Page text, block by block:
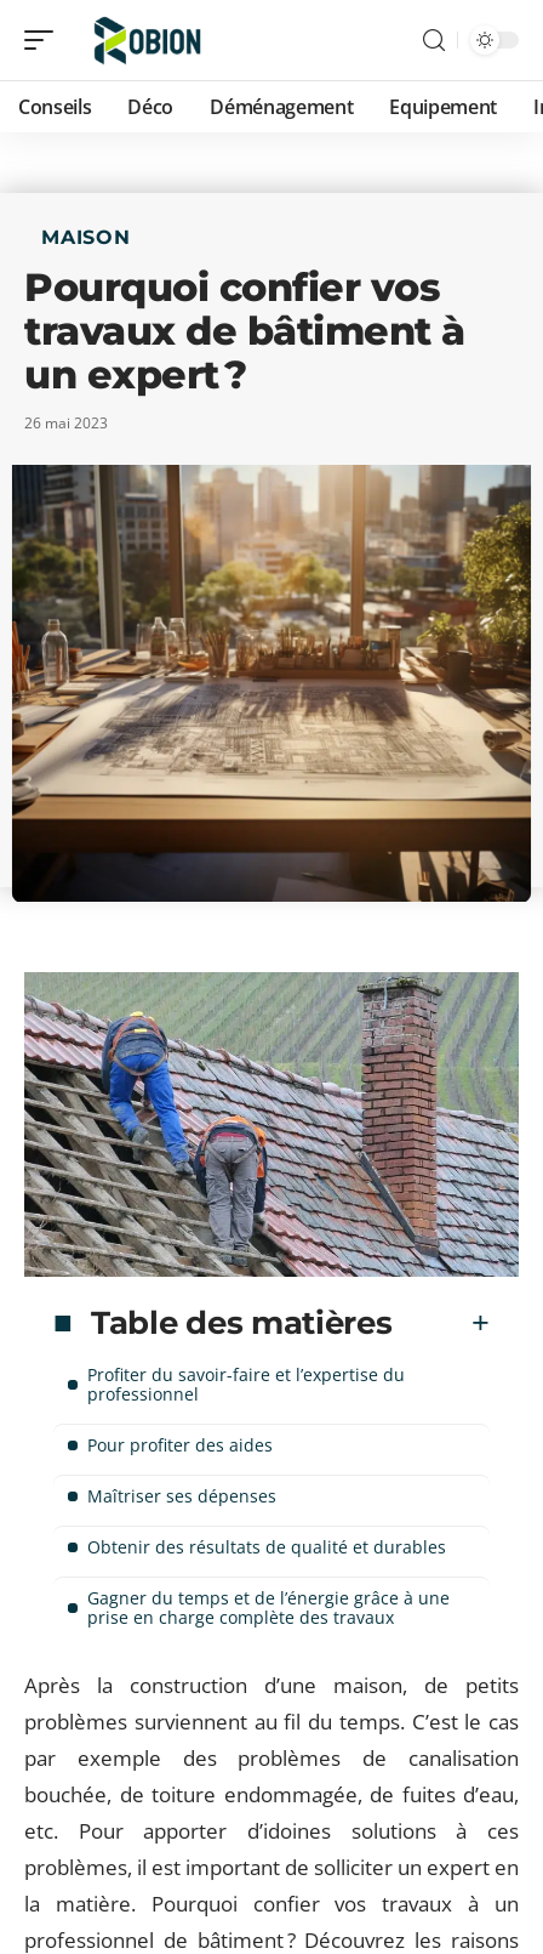
Conseils Déco Déménagement Equipement
MAISON
Pourquoi confier vos
travaux de bâtiment à
un expert ?
26 mai 2023
Table des matières
Profiter du savoir-faire et l’expertise du
professionnel
Pour profiter des aides
Maîtriser ses dépenses
Obtenir des résultats de qualité et durables
Gagner du temps et de l’énergie grâce à une
prise en charge complète des travaux
Après la construction d’une maison, de petits
problèmes surviennent au fil du temps. C’est le cas
par exemple des problèmes de canalisation
bouchée, de toiture endommagée, de fuites d’eau,
etc. Pour apporter d’idoines solutions à ces
problèmes, il est important de solliciter un expert en
la matière. Pourquoi confier vos travaux à un
professionnel de bâtiment ? Découvrez les raisons